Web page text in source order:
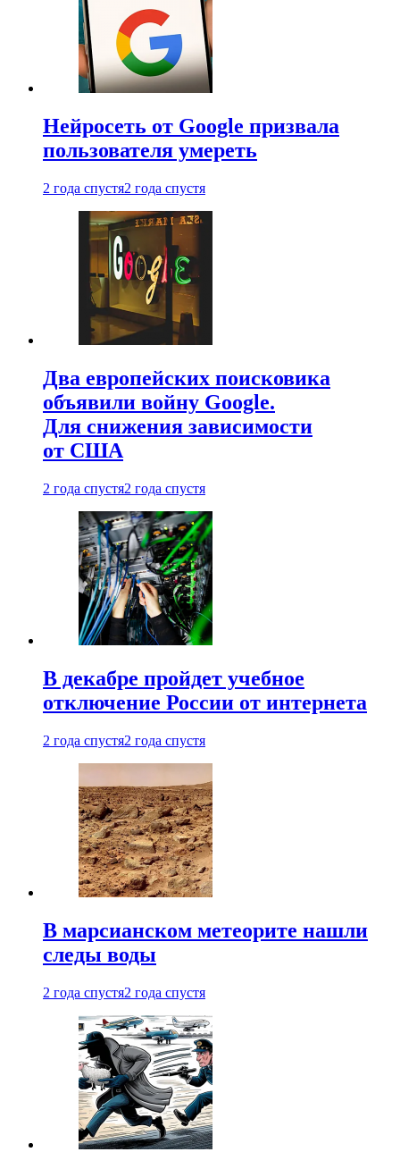
Нейросеть от Google призвала
пользователя умереть
2 года спустя2 года спустя
Два европейских поисковика
объявили войну Google.
Для снижения зависимости
от США
2 года спустя2 года спустя
В декабре пройдет учебное
отключение России от интернета
2 года спустя2 года спустя
В марсианском метеорите нашли
следы воды
2 года спустя2 года спустя